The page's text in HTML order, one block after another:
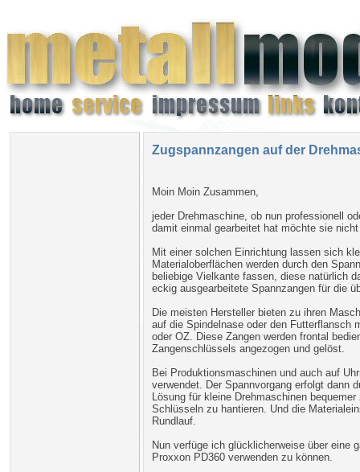
Zugspannzangen auf der
Moin Moin Zusammen,
jeder Drehmaschine, ob nun professionell
damit einmal gearbeitet hat möchte sie
Mit einer solchen Einrichtung lassen sich
Materialoberflächen werden durch den
beliebige Vielkante fassen, diese natürlich
eckig ausgearbeitete Spannzangen für die
Die meisten Hersteller bieten zu ihren
auf die Spindelnase oder den Futterflansch
oder OZ. Diese Zangen werden frontal
Zangenschlüssels angezogen und gelöst.
Bei Produktionsmaschinen und auch auf
verwendet. Der Spannvorgang erfolgt dann
Lösung für kleine Drehmaschinen
Schlüsseln zu hantieren. Und die
Rundlauf.
Nun verfüge ich glücklicherweise über eine
Proxxon PD360 verwenden zu können.